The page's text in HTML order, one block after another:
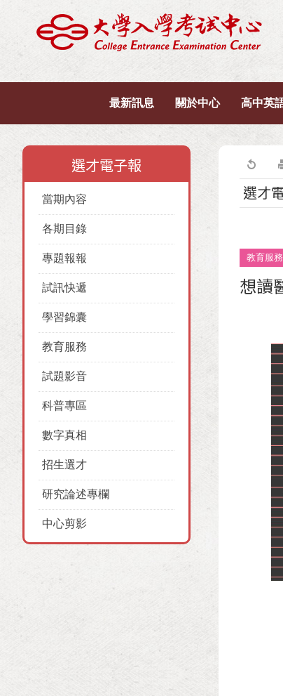
最新訊息 關於中心 高中英
選才電子報
當期內容
各期目錄
專題報報
試訊快遞
學習錦囊
教育服務
試題影音
科普專區
數字真相
招生選才
研究論述專欄
中心剪影
選才
教育服務
想讀